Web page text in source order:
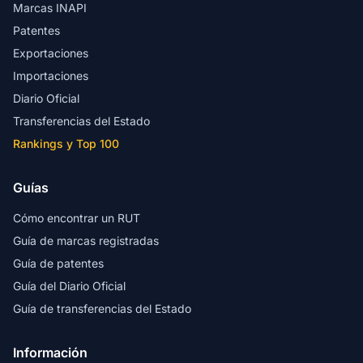
Marcas INAPI
Patentes
Exportaciones
Importaciones
Diario Oficial
Transferencias del Estado
Rankings y Top 100
Guías
Cómo encontrar un RUT
Guía de marcas registradas
Guía de patentes
Guía del Diario Oficial
Guía de transferencias del Estado
Información